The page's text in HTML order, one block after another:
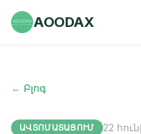
AOODAX
← Բլոգ
ԱՎՏՈՄԱՏԱՑՈՒՄ 22